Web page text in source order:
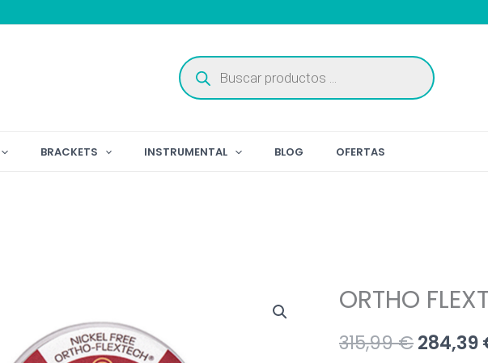
Búsqueda
de
productos
BRACKETS INSTRUMENTAL BLOG OFERTAS
ORTHO
315,99€El
284,39